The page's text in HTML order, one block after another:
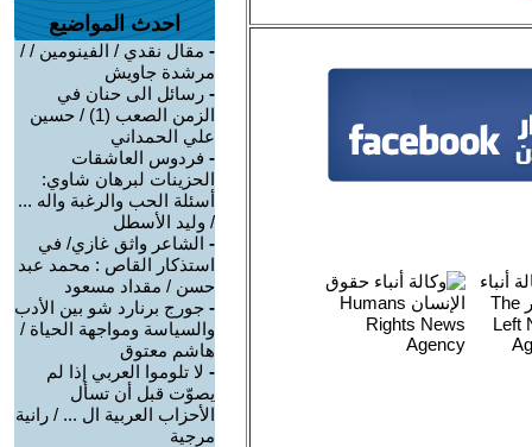
احدث المواضيع
- مقال نقدي / الفينومين / /
مرشدة جاويش
- رسائل الى حنان في
الزمن الصعب (1) / حسين
علي الحمداني
- فردوس العاشقات
الحزينات لبرهان شاوي:
أسئلة الحب والرغبة واله ...
/ وليد الأسطل
- الشاعر واثق غازي/ في
استذكار القاص : محمد عبد
حسن / مقداد مسعود
- جورج برنارد شو بين الأدب
والسياسة ومواجهة الحياة /
هاشم معتوق
- لا تلوموا العربي إذا لم
يصوّت قبل أن تسأل
الأحزاب العربية ال ... / رانية
مرجية